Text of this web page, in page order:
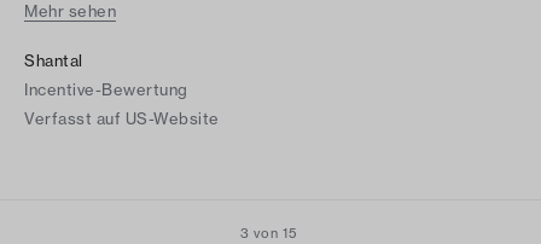
leather feels luxurious, the fit is true to size, and the low heel
I especially love the timeless design and signature logo detail,
they instantly elevate any outfit. Definitely one of the best
shoe purchases I’ve made this year!
Mehr sehen
Shantal
Incentive-Bewertung
Verfasst auf US-Website
3 von 15